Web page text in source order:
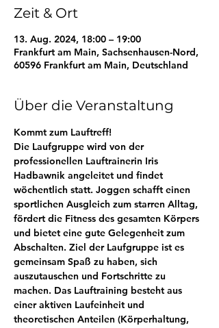
Zeit & Ort
13. Aug. 2024, 18:00 – 19:00
Frankfurt am Main, Sachsenhausen-Nord,
60596 Frankfurt am Main, Deutschland
Über die Veranstaltung
Kommt zum Lauftreff!
Die Laufgruppe wird von der
professionellen Lauftrainerin Iris
Hadbawnik angeleitet und findet
wöchentlich statt. Joggen schafft einen
sportlichen Ausgleich zum starren Alltag,
fördert die Fitness des gesamten Körpers
und bietet eine gute Gelegenheit zum
Abschalten. Ziel der Laufgruppe ist es
gemeinsam Spaß zu haben, sich
auszutauschen und Fortschritte zu
machen. Das Lauftraining besteht aus
einer aktiven Laufeinheit und
theoretischen Anteilen (Körperhaltung,